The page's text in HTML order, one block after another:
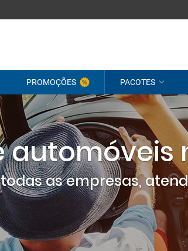
PROMOÇÕES PACOTES
automóveis
as empresas,